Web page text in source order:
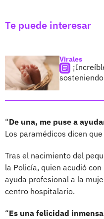
Te puede interesar
Virales
“De una, me puse a
Los paramédicos dicen
Tras el nacimiento del
la Policía, quien acudió
ayuda profesional a la
centro hospitalario.
“Es una felicidad